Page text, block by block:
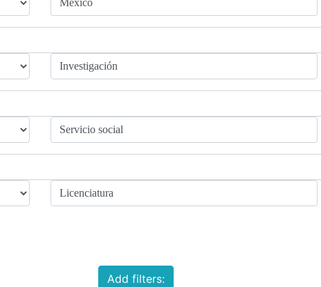
Add filters: